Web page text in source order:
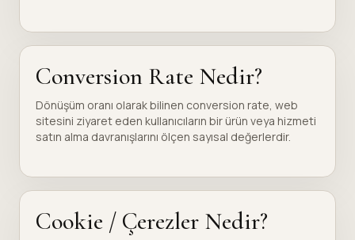
Conversion Rate Nedir?
Dönüşüm oranı olarak bilinen conversion rate, web
sitesini ziyaret eden kullanıcıların bir ürün veya hizmeti
satın alma davranışlarını ölçen sayısal değerlerdir.
Cookie / Çerezler Nedir?